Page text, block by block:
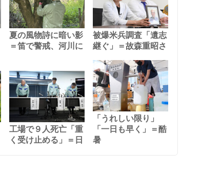
夏の風物詩に暗い影
＝笛で警戒、河川に
被爆米兵調査「遺志
継ぐ」＝故森重昭さ
工場で９人死亡「重
く受け止める」＝日
「うれしい限り」
「一日も早く」＝酷
暑